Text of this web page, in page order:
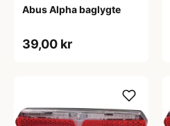
Abus Alpha baglygte
39,00 kr